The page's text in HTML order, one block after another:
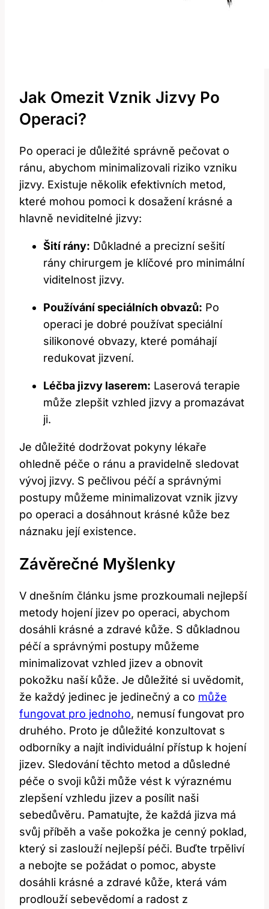
Jak Omezit Vznik Jizvy Po
Operaci?
Po operaci je důležité správně pečovat o
ránu, abychom minimalizovali riziko vzniku
jizvy. Existuje několik efektivních metod,
které mohou pomoci k dosažení krásné a
hlavně neviditelné jizvy:
Šití rány: Důkladné a precizní sešití
rány chirurgem je klíčové pro minimální
viditelnost jizvy.
Používání speciálních obvazů: Po
operaci je dobré používat speciální
silikonové obvazy, které pomáhají
redukovat jizvení.
Léčba jizvy laserem: Laserová terapie
může zlepšit vzhled jizvy a promazávat
ji.
Je důležité dodržovat pokyny lékaře
ohledně péče o ránu a pravidelně sledovat
vývoj jizvy. S pečlivou péčí a správnými
postupy můžeme minimalizovat vznik jizvy
po operaci a dosáhnout krásné kůže bez
náznaku její existence.
Závěrečné Myšlenky
V dnešním článku jsme prozkoumali nejlepší
metody hojení jizev po operaci, abychom
dosáhli krásné a zdravé kůže. S důkladnou
péčí a správnými postupy můžeme
minimalizovat vzhled jizev a obnovit
pokožku naší kůže. Je důležité si uvědomit,
že každý jedinec je jedinečný a co může
fungovat pro jednoho, nemusí fungovat pro
druhého. Proto je důležité konzultovat s
odborníky a najít individuální přístup k hojení
jizev. Sledování těchto metod a důsledné
péče o svoji kůži může vést k výraznému
zlepšení vzhledu jizev a posílit naši
sebedůvěru. Pamatujte, že každá jizva má
svůj příběh a vaše pokožka je cenný poklad,
který si zaslouží nejlepší péči. Buďte trpěliví
a nebojte se požádat o pomoc, abyste
dosáhli krásné a zdravé kůže, která vám
prodlouží sebevědomí a radost z